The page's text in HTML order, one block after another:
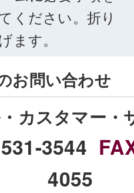
ください。折り
ます。
お問い合わせ
カスタマー・
3544
4055